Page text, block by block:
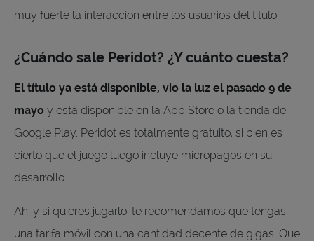
muy fuerte la interacción entre los usuarios del título.
¿Cuándo sale Peridot? ¿Y cuánto cuesta?
El título ya está disponible, vio la luz el pasado 9 de
mayo y está disponible en la App Store o la tienda de
Google Play. Peridot es totalmente gratuito, si bien es
cierto que el juego luego incluye micropagos en su
desarrollo.
Ah, y si quieres jugarlo, te recomendamos que tengas
una tarifa móvil con una cantidad decente de gigas. Que